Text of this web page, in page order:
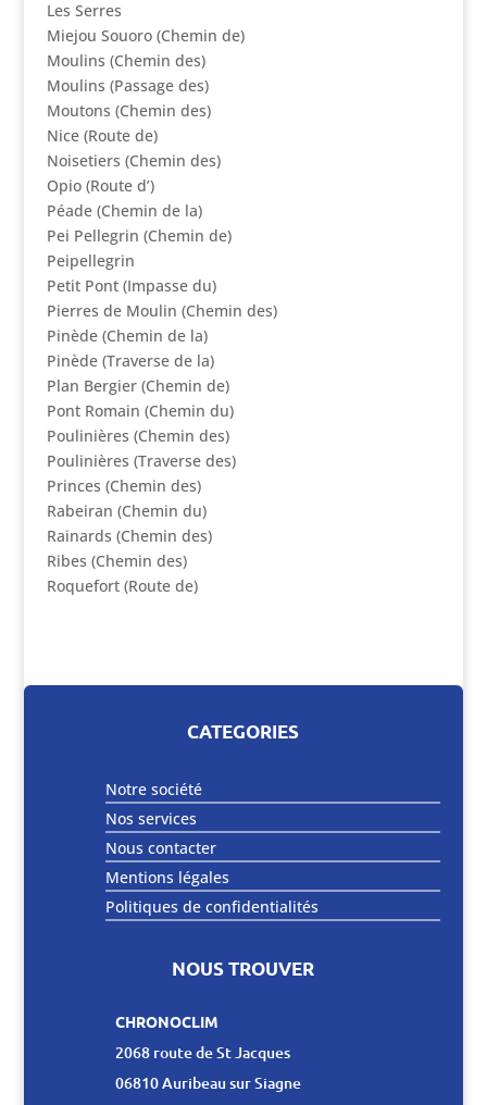
Les Serres
Miejou Souoro (Chemin de)
Moulins (Chemin des)
Moulins (Passage des)
Moutons (Chemin des)
Nice (Route de)
Noisetiers (Chemin des)
Opio (Route d’)
Péade (Chemin de la)
Pei Pellegrin (Chemin de)
Peipellegrin
Petit Pont (Impasse du)
Pierres de Moulin (Chemin des)
Pinède (Chemin de la)
Pinède (Traverse de la)
Plan Bergier (Chemin de)
Pont Romain (Chemin du)
Poulinières (Chemin des)
Poulinières (Traverse des)
Princes (Chemin des)
Rabeiran (Chemin du)
Rainards (Chemin des)
Ribes (Chemin des)
Roquefort (Route de)
CATEGORIES
Notre société
Nos services
Nous contacter
Mentions légales
Politiques de confidentialités
NOUS TROUVER
CHRONOCLIM
2068 route de St Jacques
06810 Auribeau sur Siagne